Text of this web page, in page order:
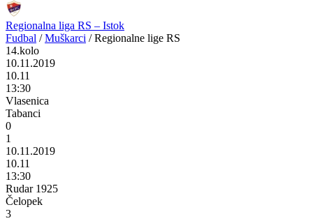
Regionalna liga RS – Istok
Fudbal / Muškarci / Regionalne lige RS
14.kolo
10.11.2019
10.11
13:30
Vlasenica
Tabanci
0
1
10.11.2019
10.11
13:30
Rudar 1925
Čelopek
3